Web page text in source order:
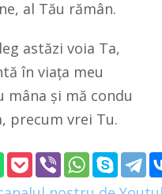
al Tău rămân.
astăzi voia Ta,
în viaţa meu
mâna şi mă condu
precum vrei Tu.